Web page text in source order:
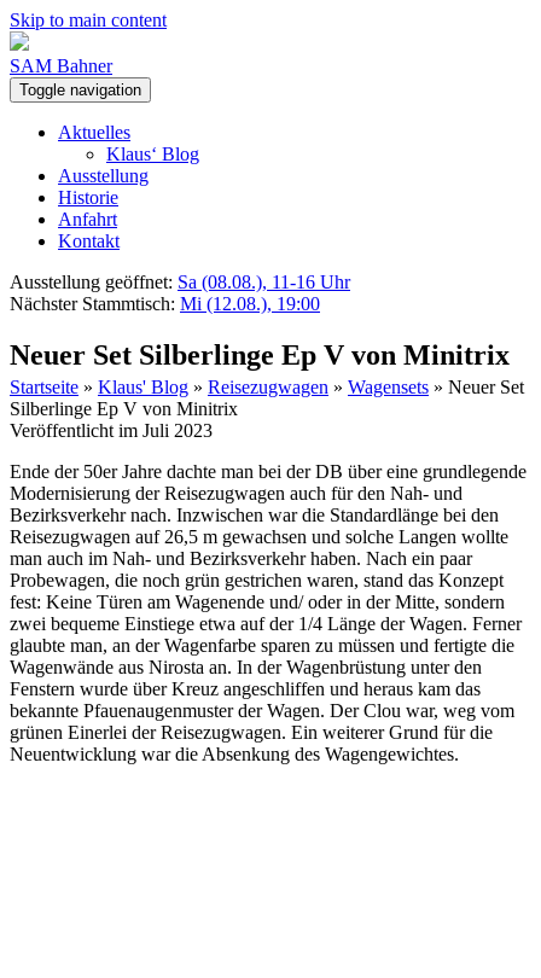
Skip to main content
SAM Bahner
Toggle navigation
Aktuelles
Klaus‘ Blog
Ausstellung
Historie
Anfahrt
Kontakt
Ausstellung geöffnet: Sa (08.08.), 11-16 Uhr
Nächster Stammtisch: Mi (12.08.), 19:00
Neuer Set Silberlinge Ep V von Minitrix
Startseite » Klaus' Blog » Reisezugwagen » Wagensets » Neuer Set
Silberlinge Ep V von Minitrix
Veröffentlicht im Juli 2023
Ende der 50er Jahre dachte man bei der DB über eine grundlegende
Modernisierung der Reisezugwagen auch für den Nah- und
Bezirksverkehr nach. Inzwischen war die Standardlänge bei den
Reisezugwagen auf 26,5 m gewachsen und solche Langen wollte
man auch im Nah- und Bezirksverkehr haben. Nach ein paar
Probewagen, die noch grün gestrichen waren, stand das Konzept
fest: Keine Türen am Wagenende und/ oder in der Mitte, sondern
zwei bequeme Einstiege etwa auf der 1/4 Länge der Wagen. Ferner
glaubte man, an der Wagenfarbe sparen zu müssen und fertigte die
Wagenwände aus Nirosta an. In der Wagenbrüstung unter den
Fenstern wurde über Kreuz angeschliffen und heraus kam das
bekannte Pfauenaugenmuster der Wagen. Der Clou war, weg vom
grünen Einerlei der Reisezugwagen. Ein weiterer Grund für die
Neuentwicklung war die Absenkung des Wagengewichtes.